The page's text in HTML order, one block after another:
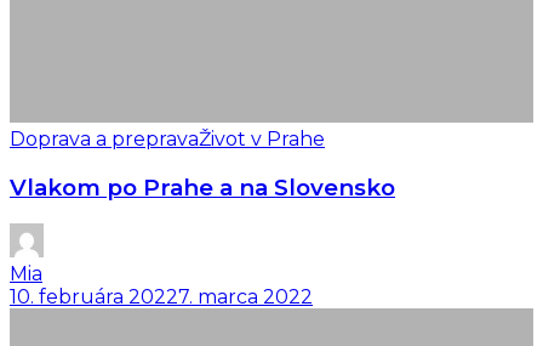
Doprava a prepravaŽivot v Prahe
Vlakom po Prahe a na Slovensko
Mia
10. februára 20227. marca 2022